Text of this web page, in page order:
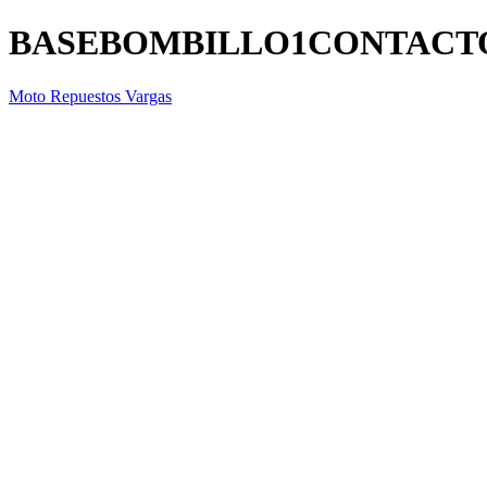
Moto Repuestos Vargas